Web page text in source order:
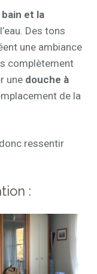
et la
Des tons
une ambiance
complètement
une douche à
de la
ressentir
: